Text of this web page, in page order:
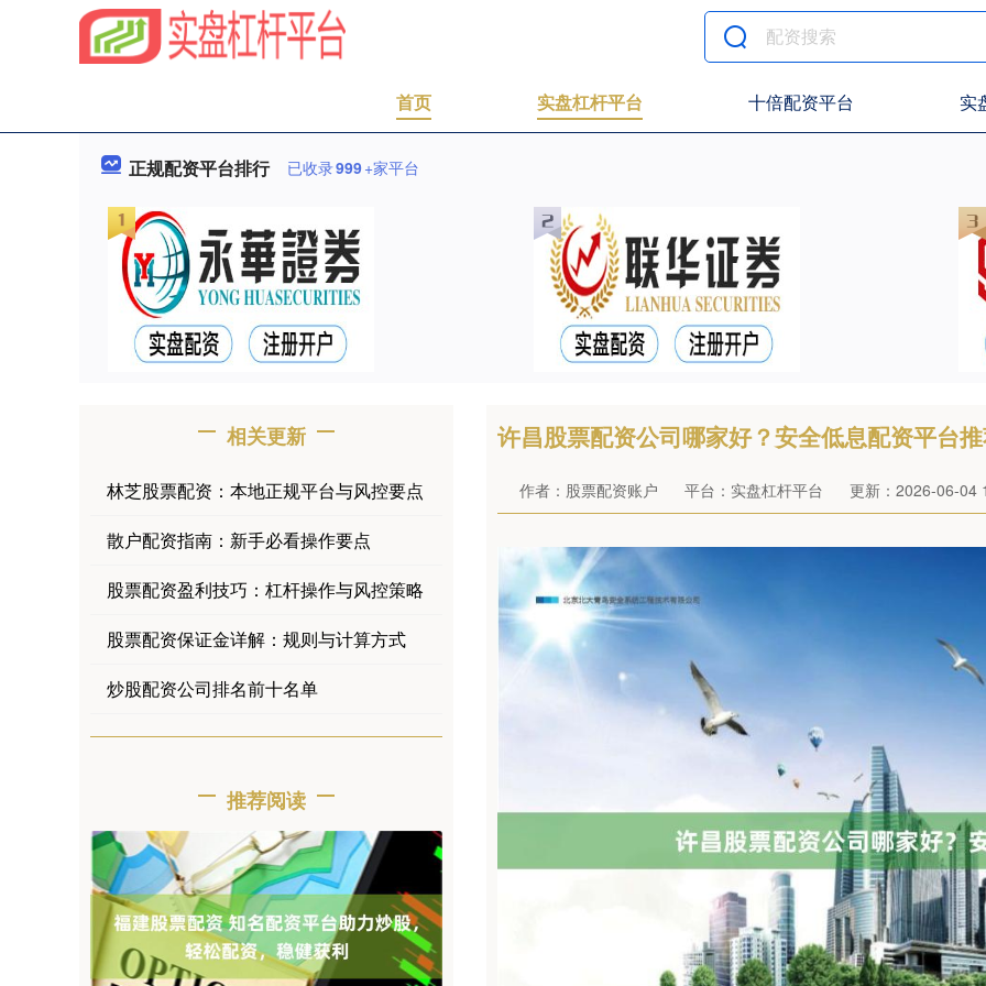
首页 实盘杠杆平台 十倍配资平台 实
正规配资平台排行 已收录999+家平台
许昌股票配资公司哪家好？安全低息配资平台
作者：股票配资账户 平台：实盘杠杆平台 更新：2026-06-04
相关更新
林芝股票配资：本地正规平台与风控要点
散户配资指南：新手必看操作要点
股票配资盈利技巧：杠杆操作与风控策略
股票配资保证金详解：规则与计算方式
炒股配资公司排名前十名单
推荐阅读